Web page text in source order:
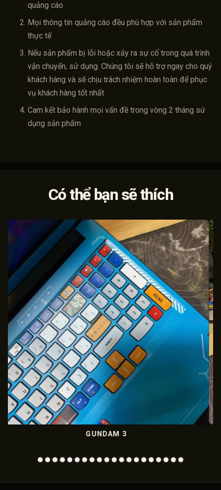
quảng cáo
Mọi thông tin quảng cáo đều phù hợp với sản phẩm
thực tế
Nếu sản phẩm bị lỗi hoặc xảy ra sự cố trong quá trình
vận chuyển, sử dụng. Chúng tôi sẽ hỗ trợ ngay cho quý
khách hàng và sẽ chịu trách nhiệm hoàn toàn để phục
vụ khách hàng tốt nhất
Cam kết bảo hành mọi vấn đề trong vòng 2 tháng sử
dụng sản phẩm
Có thể bạn sẽ thích